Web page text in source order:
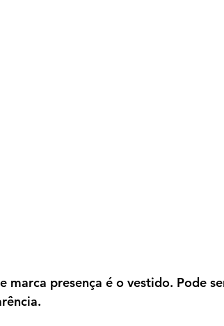
marca presença é o vestido. Pode